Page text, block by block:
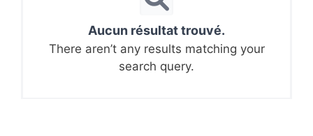
Aucun résultat trouvé.
There aren’t any results matching your
search query.